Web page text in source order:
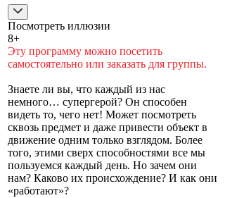
Посмотреть иллюзии
8+
Эту программу можно посетить
самостоятельно или заказать для группы.
Знаете ли вы, что каждый из нас
немного… супергерой? Он способен
видеть то, чего нет! Может посмотреть
сквозь предмет и даже привести объект в
движение одним только взглядом. Более
того, этими сверх способностями все мы
пользуемся каждый день. Но зачем они
нам? Каково их происхождение? И как они
«работают»?